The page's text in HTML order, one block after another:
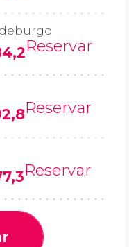
Reservar
Reservar
Reservar